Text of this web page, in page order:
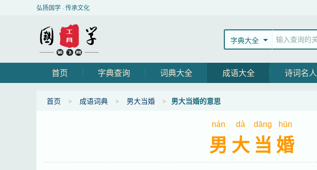
弘扬国学 · 传承文化
字典大全
首页 字典查询 词典大全 成语大全 诗词名人
首页 成语词典 男大当婚 男大当婚的意思
nán dà dāng hūn
男大当婚